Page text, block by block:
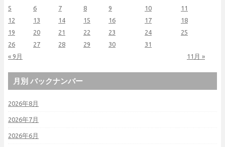
« 9月 11月 »
5
6 7 8 9 10
11
12
13 14 15 16 17
18
19
20 21 22 23 24
25
26
27 28 29 30 31
月別 バックナンバー
2026年8月
2026年7月
2026年6月